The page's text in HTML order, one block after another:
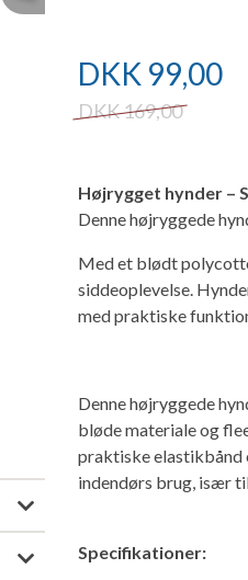
DKK 99,00
DKK169,00
Højrygget hynder –
Denne højryggede
Med et blødt
siddeoplevelse.
med praktiske
Denne højryggede
bløde materiale og
praktiske elastikbånd
indendørs brug, især
Specifikationer: